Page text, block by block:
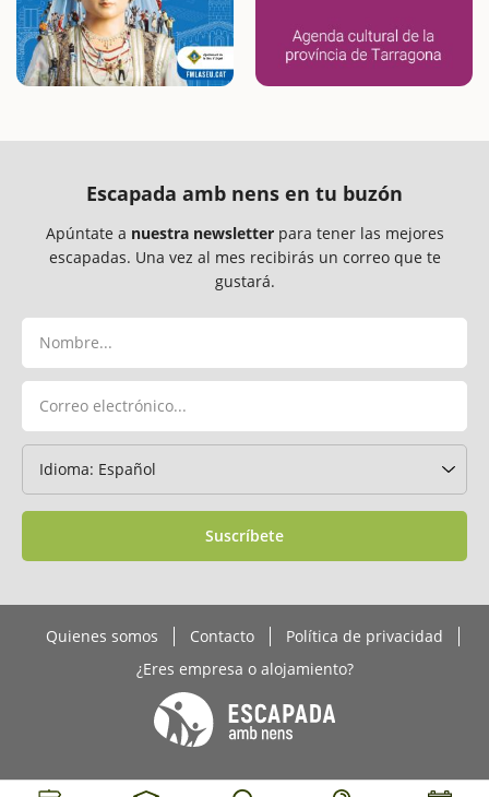
Escapada amb nens en tu buzón
Apúntate a nuestra newsletterpara tener las mejores
escapadas. Una vez al mes recibirás un correo que te
gustará.
Suscríbete
Quienes somos Contacto
Política de privacidad
¿Eres empresa o alojamiento?